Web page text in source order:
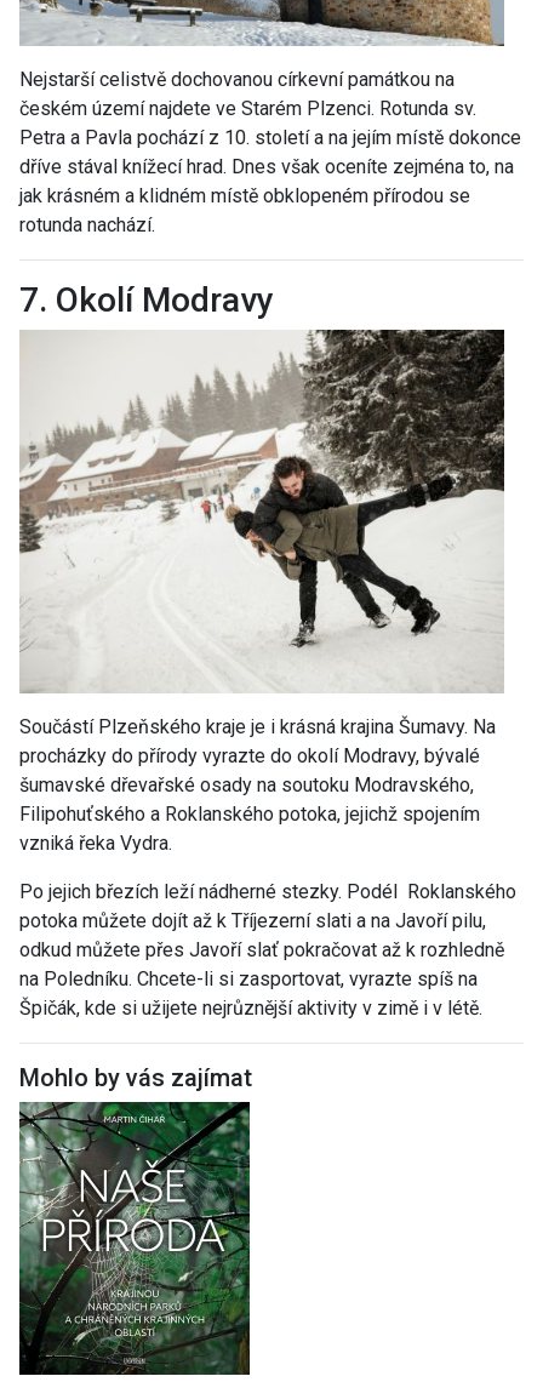
Nejstarší celistvě dochovanou církevní památkou na
českém území najdete ve Starém Plzenci. Rotunda sv.
Petra a Pavla pochází z 10. století a na jejím místě dokonce
dříve stával knížecí hrad. Dnes však oceníte zejména to, na
jak krásném a klidném místě obklopeném přírodou se
rotunda nachází.
7. Okolí Modravy
Součástí Plzeňského kraje je i krásná krajina Šumavy. Na
procházky do přírody vyrazte do okolí Modravy, bývalé
šumavské dřevařské osady na soutoku Modravského,
Filipohuťského a Roklanského potoka, jejichž spojením
vzniká řeka Vydra.
Po jejich březích leží nádherné stezky. Podél Roklanského
potoka můžete dojít až k Tříjezerní slati a na Javoří pilu,
odkud můžete přes Javoří slať pokračovat až k rozhledně
na Poledníku. Chcete-li si zasportovat, vyrazte spíš na
Špičák, kde si užijete nejrůznější aktivity v zimě i v létě.
Mohlo by vás zajímat